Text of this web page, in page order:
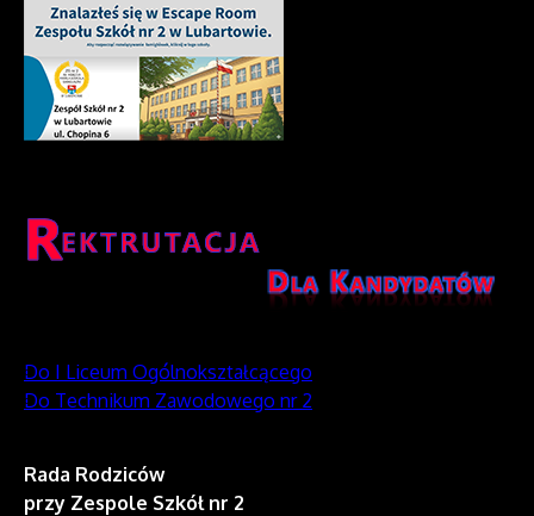
Do I Liceum Ogólnokształcącego
Do Technikum Zawodowego nr 2
Rada Rodziców
przy Zespole Szkół nr 2